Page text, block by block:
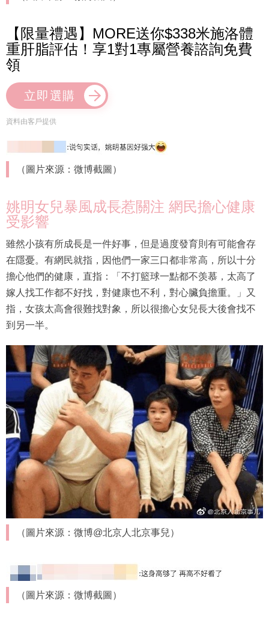
【限量禮遇】MORE送你$338米施洛體
重肝脂評估！享1對1專屬營養諮詢免費
領
立即選購
資料由客戶提供
（圖片來源：微博截圖）
姚明女兒暴風成長惹關注 網民擔心健康
受影響
雖然小孩有所成長是一件好事，但是過度發育則有可能會存
在隱憂。有網民就指，因他們一家三口都非常高，所以十分
擔心他們的健康，直指：「不打籃球一點都不羡慕，太高了
嫁人找工作都不好找，對健康也不利，對心臟負擔重。」又
指，女孩太高會很難找對象，所以很擔心女兒長大後會找不
到另一半。
（圖片來源：微博@北京人北京事兒）
（圖片來源：微博截圖）